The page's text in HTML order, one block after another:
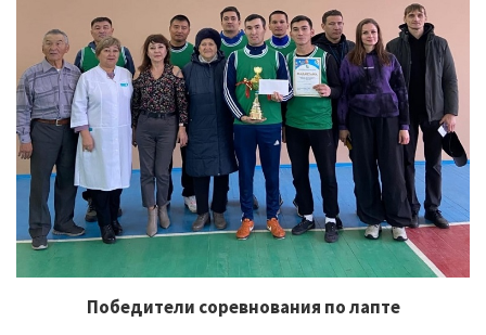
Победители соревнования по лапте